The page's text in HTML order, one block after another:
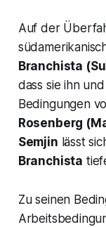
Auf der
Branchista
dass sie ihn
Bedingungen
Rosenberg
Semjin lässt
Branchista
Zu seinen